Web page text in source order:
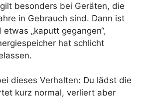
besonders bei Geräten, die
in Gebrauch sind. Dann ist
„kaputt gegangen“,
hat schlicht
dieses Verhalten: Du lädst die
kurz normal, verliert aber